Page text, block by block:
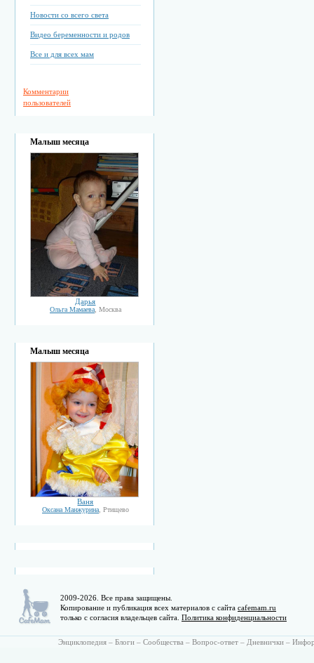
Новости со всего света
Видео беременности и родов
Все и для всех мам
Комментарии
пользователей
Малыш месяца
Дарья
Ольга Мамаева , Москва
Малыш месяца
Ваня
Оксана Манжурина, Ртищево
2009-2026. Все права защищены.
Копирование и публикация всех материалов с сайта cafemam.ru
только с согласия владельцев сайта. Политика конфиденциальности
Энциклопедия – Блоги – Сообщества – Вопрос-ответ – Дневнички –